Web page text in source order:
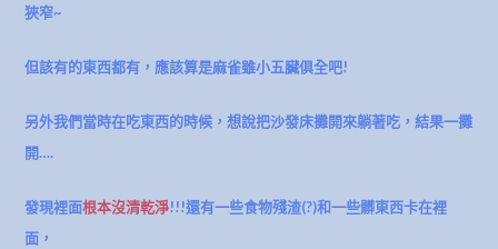
狹窄~
但該有的東西都有，應該算是麻雀雖小五臟俱全吧!
另外我們當時在吃東西的時候，想說把沙發床攤開來躺著吃，結果一攤
開….
發現裡面根本沒清乾淨!!!還有一些食物殘渣(?)和一些髒東西卡在裡
面，